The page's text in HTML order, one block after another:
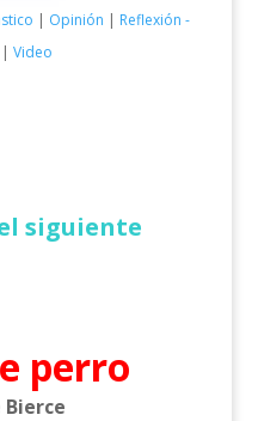
| Opinión | Reflexión -
Video
siguiente
perro